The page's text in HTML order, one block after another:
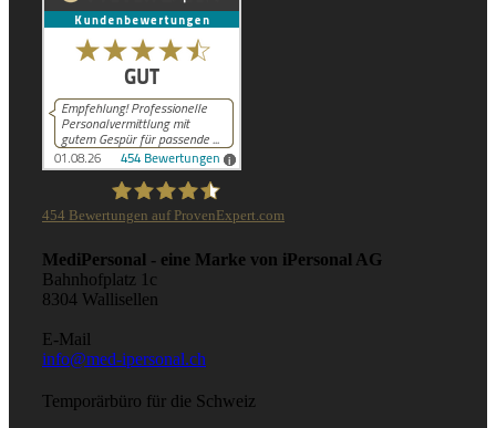
iPersonal
454 Bewertungen auf ProvenExpert.com
MediPersonal - eine Marke von iPersonal AG
Bahnhofplatz 1c
8304 Wallisellen
E-Mail
info@med-ipersonal.ch
Temporärbüro für die Schweiz